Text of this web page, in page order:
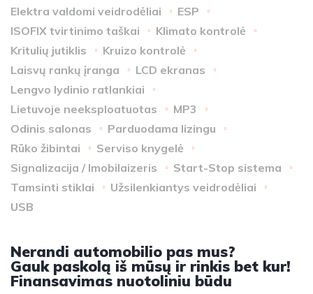
Elektra valdomi veidrodėliai
ESP
ISOFIX tvirtinimo taškai
Klimato kontrolė
Kritulių jutiklis
Kruizo kontrolė
Laisvų rankų įranga
LCD ekranas
Lengvo lydinio ratlankiai
Lietuvoje neeksploatuotas
MP3
Odinis salonas
Parduodama lizingu
Rūko žibintai
Serviso knygelė
Signalizacija / Imobilaizeris
Start-Stop sistema
Tamsinti stiklai
Užsilenkiantys veidrodėliai
USB
Nerandi automobilio pas mus?
Gauk paskolą iš mūsų ir rinkis bet kur!
Finansavimas nuotoliniu būdu